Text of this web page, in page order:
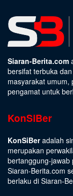
Siaran-Berita.com
bersifat terbuka
masyarakat umum,
pengamat untuk
KonSiBer
KonSiBeradalah
merupakan
bertanggung-jawab
Siaran-Berita.com
berlaku di Siaran-